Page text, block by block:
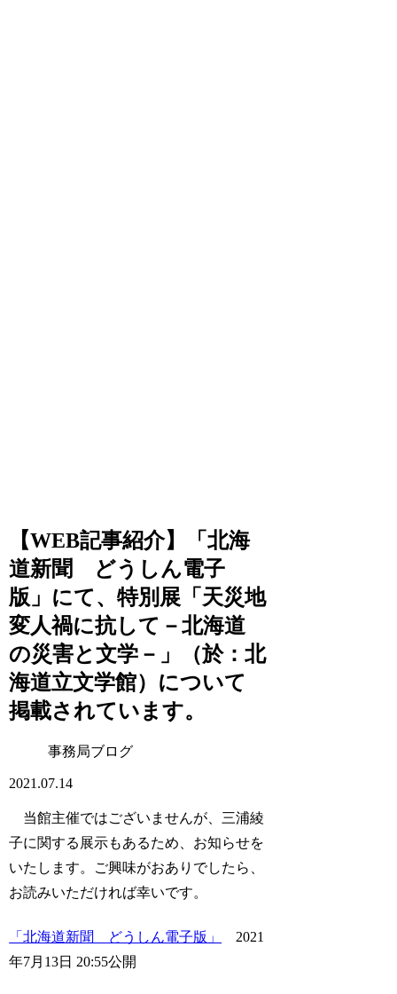
【WEB記事紹介】「北海
道新聞 どうしん電子
版」にて、特別展「天災地
変人禍に抗して－北海道
の災害と文学－」（於：北
海道立文学館）について
掲載されています。
事務局ブログ
2021.07.14
当館主催ではございませんが、三浦綾
子に関する展示もあるため、お知らせを
いたします。ご興味がおありでしたら、
お読みいただければ幸いです。
「北海道新聞 どうしん電子版」
2021
年7月13日 20:55公開